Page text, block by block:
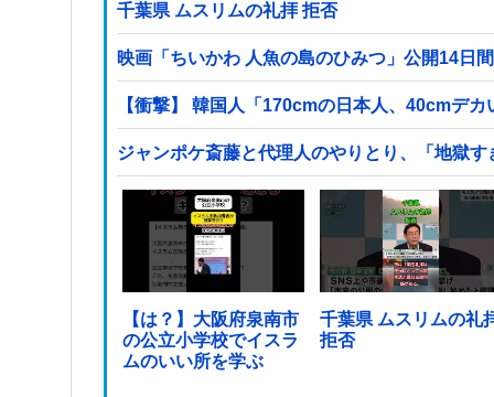
千葉県 ムスリムの礼拝 拒否
映画「ちいかわ 人魚の島のひみつ」公開14日
【衝撃】 韓国人「170cmの日本人、40cmデ
ジャンポケ斎藤と代理人のやりとり、「地獄
【は？】大阪府泉南市
の公立小学校でイスラ
ムのいい所を学ぶ
千葉県 ムスリムの礼
拒否